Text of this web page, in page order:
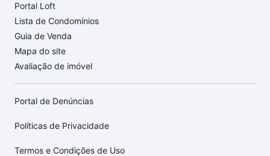
Portal Loft
Lista de Condomínios
Guia de Venda
Mapa do site
Avaliação de imóvel
Portal de Denúncias
Políticas de Privacidade
Termos e Condições de Uso